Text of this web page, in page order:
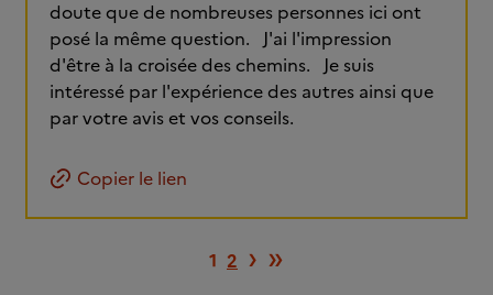
doute que de nombreuses personnes ici ont
posé la même question. J'ai l'impression
d'être à la croisée des chemins. Je suis
intéressé par l'expérience des autres ainsi que
par votre avis et vos conseils.
Copier le lien
1 2 Page suivante
› Dernière page
»